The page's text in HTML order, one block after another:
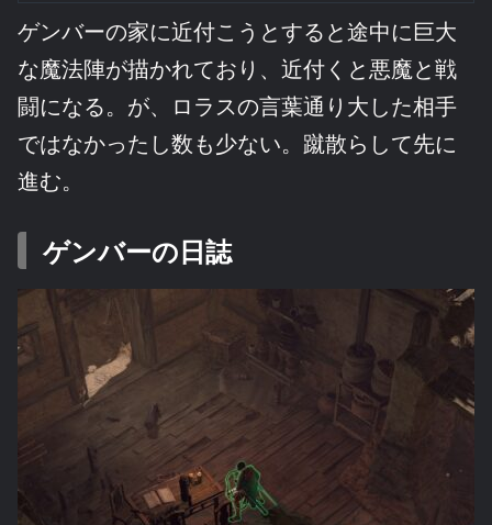
ゲンバーの家に近付こうとすると途中に巨大
な魔法陣が描かれており、近付くと悪魔と戦
闘になる。が、ロラスの言葉通り大した相手
ではなかったし数も少ない。蹴散らして先に
進む。
ゲンバーの日誌